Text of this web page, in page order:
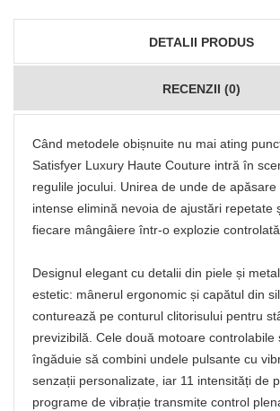
DETALII PRODUS
RECENZII (0)
Când metodele obișnuite nu mai ating
Satisfyer Luxury Haute Couture intră în
regulile jocului. Unirea de unde de apăsare
intense elimină nevoia de ajustări repetate
fiecare mângâiere într‑o explozie
Designul elegant cu detalii din piele și
estetic: mânerul ergonomic și capătul din
conturează pe conturul clitorisului pentru
previzibilă. Cele două motoare controlabile
îngăduie să combini undele pulsante cu
senzații personalizate, iar 11 intensități de
programe de vibrație transmite control